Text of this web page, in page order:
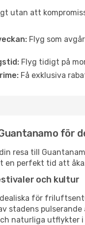
utan att
Flyg som
Flyg tidigt på
Få exklusiva
för
resa till
en perfekt tid att
och kultur
för
stadens
naturliga utflykter